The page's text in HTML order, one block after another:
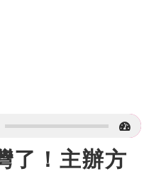
了！主辦方